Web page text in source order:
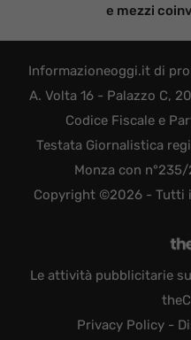
e mezzi
Informazioneoggi.it di
A. Volta 16 - Palazzo C,
Codice Fiscale e
Testata Giornalistica
Monza con
Copyright ©2026 - Tutti
Le attività pubblicitarie
Privacy Policy-